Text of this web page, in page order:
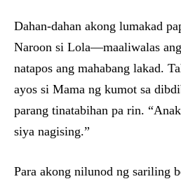
Dahan-dahan akong lumakad
Naroon si Lola—maaliwalas
natapos ang mahabang lakad.
ayos si Mama ng kumot sa
parang tinatabihan pa rin.
siya nagising.”
Para akong nilunod ng sariling